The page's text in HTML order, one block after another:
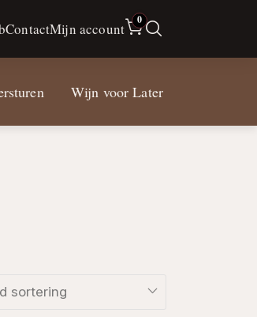
ContactMijn account
0
Wijn voor Later